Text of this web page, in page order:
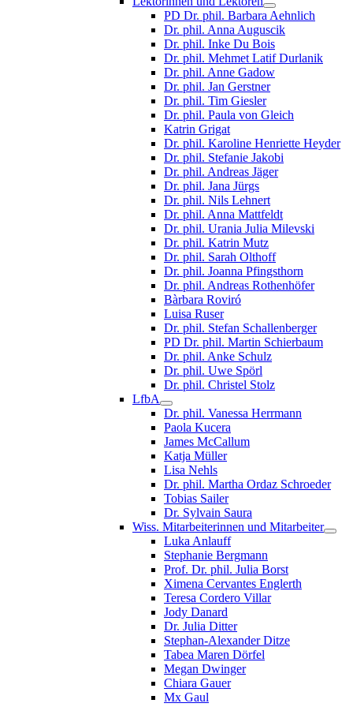
PD Dr. phil. Barbara Aehnlich
Dr. phil. Anna Auguscik
Dr. phil. Inke Du Bois
Dr. phil. Mehmet Latif Durlanik
Dr. phil. Anne Gadow
Dr. phil. Jan Gerstner
Dr. phil. Tim Giesler
Dr. phil. Paula von Gleich
Katrin Grigat
Dr. phil. Karoline Henriette Heyder
Dr. phil. Stefanie Jakobi
Dr. phil. Andreas Jäger
Dr. phil. Jana Jürgs
Dr. phil. Nils Lehnert
Dr. phil. Anna Mattfeldt
Dr. phil. Urania Julia Milevski
Dr. phil. Katrin Mutz
Dr. phil. Sarah Olthoff
Dr. phil. Joanna Pfingsthorn
Dr. phil. Andreas Rothenhöfer
Bàrbara Roviró
Luisa Ruser
Dr. phil. Stefan Schallenberger
PD Dr. phil. Martin Schierbaum
Dr. phil. Anke Schulz
Dr. phil. Uwe Spörl
Dr. phil. Christel Stolz
LfbA
Dr. phil. Vanessa Herrmann
Paola Kucera
James McCallum
Katja Müller
Lisa Nehls
Dr. phil. Martha Ordaz Schroeder
Tobias Sailer
Dr. Sylvain Saura
Wiss. Mitarbeiterinnen und Mitarbeiter
Luka Anlauff
Stephanie Bergmann
Prof. Dr. phil. Julia Borst
Ximena Cervantes Englerth
Teresa Cordero Villar
Jody Danard
Dr. Julia Ditter
Stephan-Alexander Ditze
Tabea Maren Dörfel
Megan Dwinger
Chiara Gauer
Mx Gaul